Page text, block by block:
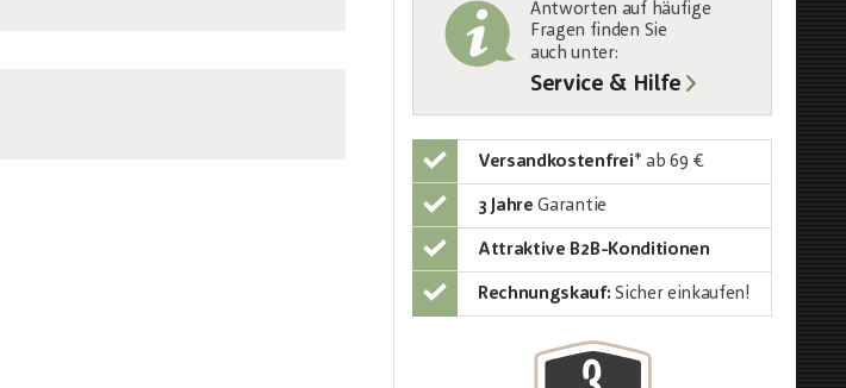
Antworten auf häufige
Fragen finden Sie
auch unter:
Service & Hilfe
Versandkostenfrei* ab 69 €
3 Jahre Garantie
Attraktive B2B-Konditionen
Rechnungskauf: Sicher einkaufen!